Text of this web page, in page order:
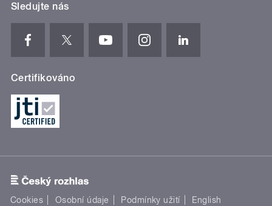
Sledujte nás
Certifikováno
Cookies Osobní údaje Podmínky užití English